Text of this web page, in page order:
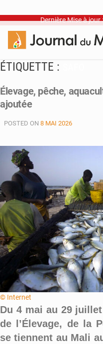
Dernière Mise à jour
ÉTIQUETTE :
Élevage, pêche,
ajoutée
POSTED ON 8 MAI 2026
© Internet
Du 4 mai au 29
de l’Élevage, de la
se tiennent au Mali